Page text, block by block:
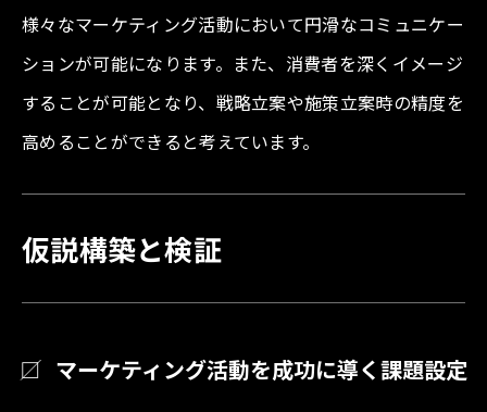
様々なマーケティング活動において円滑なコミュニケー
ションが可能になります。また、消費者を深くイメージ
することが可能となり、戦略立案や施策立案時の精度を
高めることができると考えています。
仮説構築と検証
マーケティング活動を成功に導く課題設定